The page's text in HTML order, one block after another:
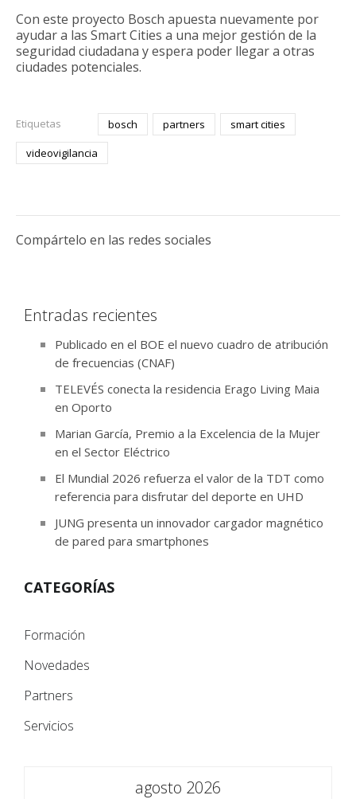
Con este proyecto Bosch apuesta nuevamente por
ayudar a las Smart Cities a una mejor gestión de la
seguridad ciudadana y espera poder llegar a otras
ciudades potenciales.
Etiquetas bosch partners
smart cities
videovigilancia
Compártelo en las redes sociales
Entradas recientes
Publicado en el BOE el nuevo cuadro de atribución
de frecuencias (CNAF)
TELEVÉS conecta la residencia Erago Living Maia
en Oporto
Marian García, Premio a la Excelencia de la Mujer
en el Sector Eléctrico
El Mundial 2026 refuerza el valor de la TDT como
referencia para disfrutar del deporte en UHD
JUNG presenta un innovador cargador magnético
de pared para smartphones
CATEGORÍAS
Formación
Novedades
Partners
Servicios
agosto 2026